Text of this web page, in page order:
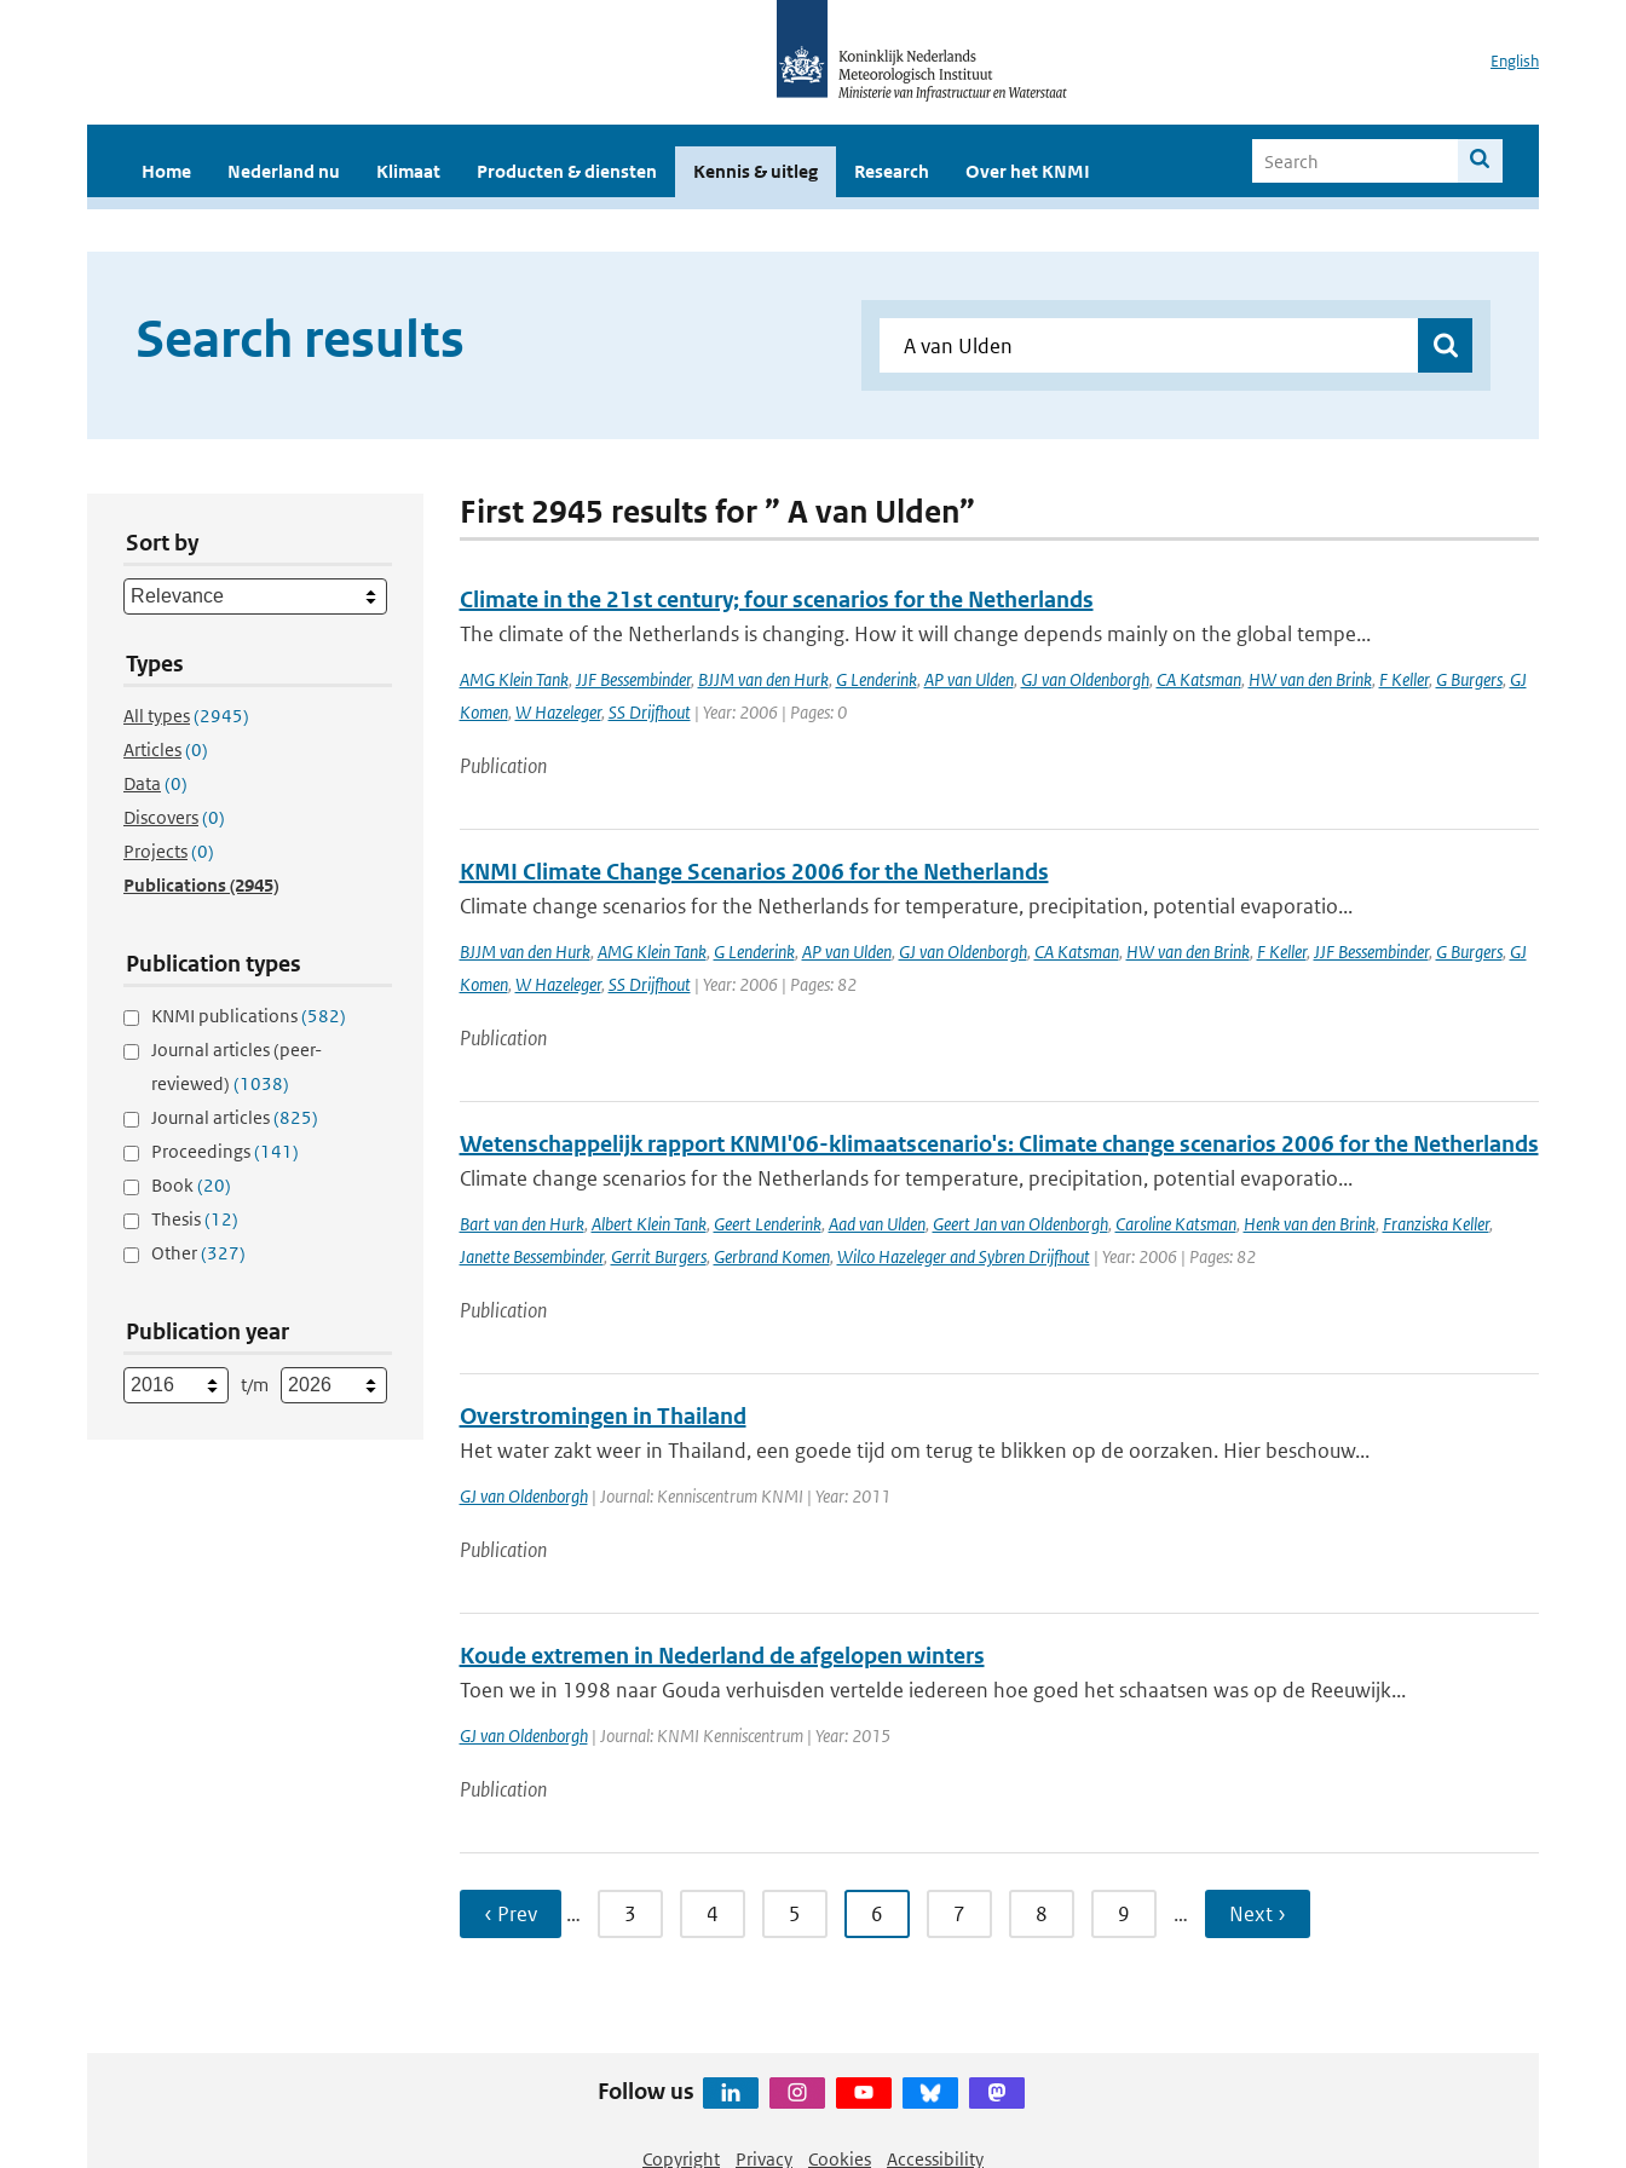
English
Home Nederland nu Klimaat Producten & diensten Kennis & uitleg Research Over het KNMI
Search results
Sort by
Types
All types(2945)
Articles(0)
Data (0)
Discovers(0)
Projects(0)
Publications(2945)
Publication types
KNMI publications(582)
Journal articles (peer-
reviewed) (1038)
Journal articles(825)
Proceedings(141)
Book(20)
Thesis(12)
Other(327)
Publication year
t/m
First 2945 results for ” A van Ulden”
Climate in the 21st century; four scenarios for the Netherlands
The climate of the Netherlands is changing. How it will change depends mainly on the global tempe...
AMG Klein Tank, JJF Bessembinder, BJJM van den Hurk, G Lenderink, AP van Ulden, GJ van Oldenborgh, CA Katsman, HW van den Brink, F Keller, G Burgers, GJ
Komen, W Hazeleger, SS Drijfhout| Year: 2006 | Pages: 0
Publication
KNMI Climate Change Scenarios 2006 for the Netherlands
Climate change scenarios for the Netherlands for temperature, precipitation, potential evaporatio...
BJJM van den Hurk, AMG Klein Tank, G Lenderink, AP van Ulden, GJ van Oldenborgh, CA Katsman, HW van den Brink, F Keller, JJF Bessembinder, G Burgers, GJ
Komen, W Hazeleger, SS Drijfhout| Year: 2006 | Pages: 82
Publication
Wetenschappelijk rapport KNMI'06-klimaatscenario's: Climate change scenarios 2006 for the Netherlands
Climate change scenarios for the Netherlands for temperature, precipitation, potential evaporatio...
Bart van den Hurk, Albert Klein Tank, Geert Lenderink, Aad van Ulden, Geert Jan van Oldenborgh, Caroline Katsman, Henk van den Brink, Franziska Keller,
Janette Bessembinder, Gerrit Burgers, Gerbrand Komen, Wilco Hazeleger and Sybren Drijfhout| Year: 2006 | Pages: 82
Publication
Overstromingen in Thailand
Het water zakt weer in Thailand, een goede tijd om terug te blikken op de oorzaken. Hier beschouw...
GJ van Oldenborgh| Journal: Kenniscentrum KNMI | Year: 2011
Publication
Koude extremen in Nederland de afgelopen winters
Toen we in 1998 naar Gouda verhuisden vertelde iedereen hoe goed het schaatsen was op de Reeuwijk...
GJ van Oldenborgh| Journal: KNMI Kenniscentrum | Year: 2015
Publication
‹ Prev … 3 4 5 6 7 8 9 … Next ›
Follow us
Copyright Privacy Cookies Accessibility